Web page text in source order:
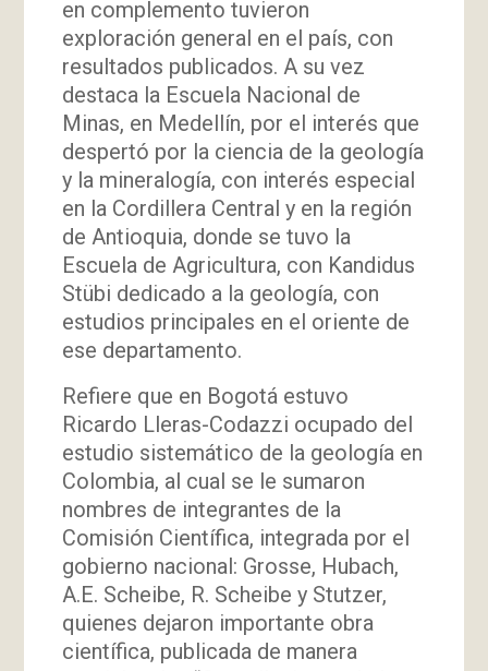
en complemento tuvieron
exploración general en el país, con
resultados publicados. A su vez
destaca la Escuela Nacional de
Minas, en Medellín, por el interés que
despertó por la ciencia de la geología
y la mineralogía, con interés especial
en la Cordillera Central y en la región
de Antioquia, donde se tuvo la
Escuela de Agricultura, con Kandidus
Stübi dedicado a la geología, con
estudios principales en el oriente de
ese departamento.
Refiere que en Bogotá estuvo
Ricardo Lleras-Codazzi ocupado del
estudio sistemático de la geología en
Colombia, al cual se le sumaron
nombres de integrantes de la
Comisión Científica, integrada por el
gobierno nacional: Grosse, Hubach,
A.E. Scheibe, R. Scheibe y Stutzer,
quienes dejaron importante obra
científica, publicada de manera